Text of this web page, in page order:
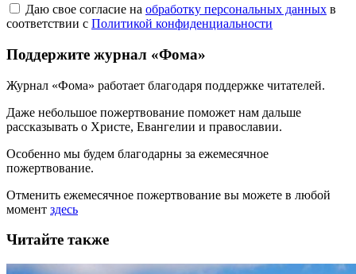
Даю свое согласие на обработку персональных данных в
соответствии с Политикой конфиденциальности
Поддержите журнал «Фома»
Журнал «Фома» работает благодаря поддержке читателей.
Даже небольшое пожертвование поможет нам дальше
рассказывать о Христе, Евангелии и православии.
Особенно мы будем благодарны за ежемесячное
пожертвование.
Отменить ежемесячное пожертвование вы можете в любой
момент здесь
Читайте также